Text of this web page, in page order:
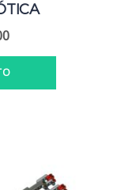
El
precio
actual
es: